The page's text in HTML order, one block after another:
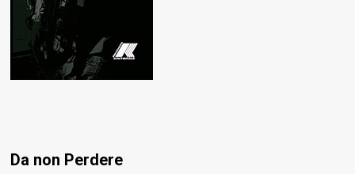
Da non Perdere